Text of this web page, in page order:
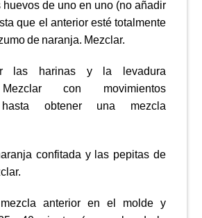
huevos de uno en uno (no añadir
que el anterior esté totalmente
de naranja. Mezclar.
las harinas y la levadura
con movimientos
hasta obtener una mezcla
confitada y las pepitas de
anterior en el molde y